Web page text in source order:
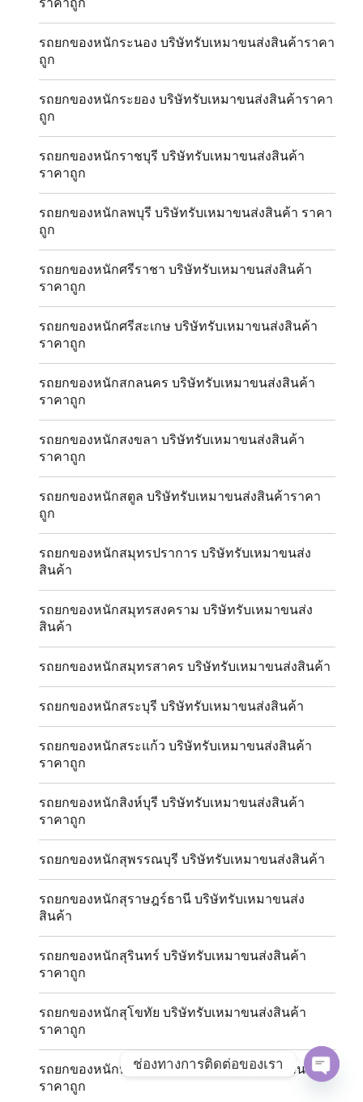
ราคาถูก
รถยกของหนักระนอง บริษัทรับเหมาขนส่งสินค้าราคา
ถูก
รถยกของหนักระยอง บริษัทรับเหมาขนส่งสินค้าราคา
ถูก
รถยกของหนักราชบุรี บริษัทรับเหมาขนส่งสินค้า
ราคาถูก
รถยกของหนักลพบุรี บริษัทรับเหมาขนส่งสินค้า ราคา
ถูก
รถยกของหนักศรีราชา บริษัทรับเหมาขนส่งสินค้า
ราคาถูก
รถยกของหนักศรีสะเกษ บริษัทรับเหมาขนส่งสินค้า
ราคาถูก
รถยกของหนักสกลนคร บริษัทรับเหมาขนส่งสินค้า
ราคาถูก
รถยกของหนักสงขลา บริษัทรับเหมาขนส่งสินค้า
ราคาถูก
รถยกของหนักสตูล บริษัทรับเหมาขนส่งสินค้าราคา
ถูก
รถยกของหนักสมุทรปราการ บริษัทรับเหมาขนส่ง
สินค้า
รถยกของหนักสมุทรสงคราม บริษัทรับเหมาขนส่ง
สินค้า
รถยกของหนักสมุทรสาคร บริษัทรับเหมาขนส่งสินค้า
รถยกของหนักสระบุรี บริษัทรับเหมาขนส่งสินค้า
รถยกของหนักสระแก้ว บริษัทรับเหมาขนส่งสินค้า
ราคาถูก
รถยกของหนักสิงห์บุรี บริษัทรับเหมาขนส่งสินค้า
ราคาถูก
รถยกของหนักสุพรรณบุรี บริษัทรับเหมาขนส่งสินค้า
รถยกของหนักสุราษฎร์ธานี บริษัทรับเหมาขนส่ง
สินค้า
รถยกของหนักสุรินทร์ บริษัทรับเหมาขนส่งสินค้า
ราคาถูก
รถยกของหนักสุโขทัย บริษัทรับเหมาขนส่งสินค้า
ราคาถูก
รถยกของหนักหนองคาย บริษัทรับเหมาขนส่งสินค้า
ราคาถูก
ช่องทางการติดต่อของเรา
OPEN